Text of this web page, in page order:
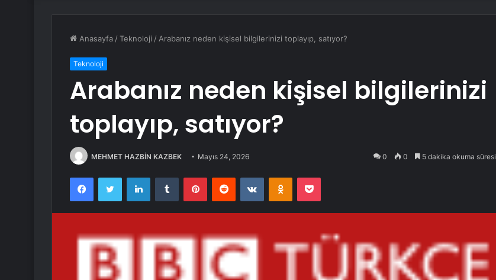
Anasayfa /Teknoloji / Arabanız neden kişisel bilgilerinizi toplayıp, satıyor?
Teknoloji
Arabanız neden kişisel bilgilerinizi
toplayıp, satıyor?
MEHMET HAZBİN KAZBEK Mayıs 24, 2026 0 0 5 dakika okuma süresi
FacebookTwitter LinkedInTumblr PinterestReddit VKontakteOdnoklassniki
Pocket